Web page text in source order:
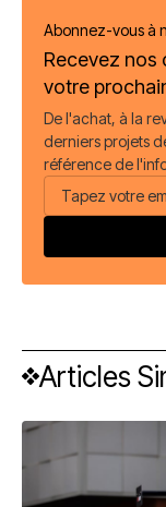
Abonnez-vous à
Recevez nos
votre
De l'achat, à la
derniers projets
référence de
Articles